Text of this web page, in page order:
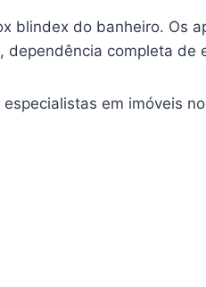
blindex do banheiro. Os
completa de
em imóveis no